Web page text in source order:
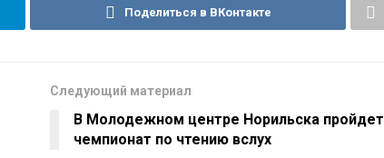
Поделиться в ВКонтакте
Следующий материал
В Молодежном центре Норильска пройдет
чемпионат по чтению вслух